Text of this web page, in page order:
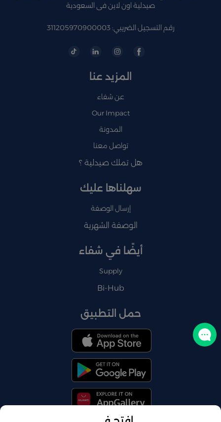
صيدلية اون لاين فى السعودية
رقم التسجيل الضريبي: 311205970900003
المزيد عنا
عن شفاء
Our Impact
المدونة
تواصل معنا
هل تملك صيدلية ؟
سهلناها عليك
إرسال الوصفة
الوصفة الشهرية
أيضًا في شفاء
Supply
Bi-Hub
حمل التطبيق
تواصل معنا